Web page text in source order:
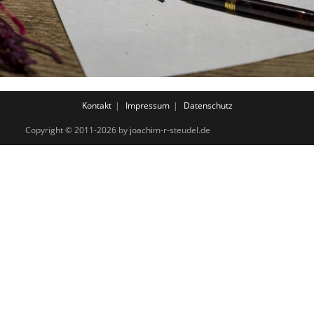
Kontakt Impressum Datenschutz
Copyright © 2011-2026 by joachim-r-steudel.de